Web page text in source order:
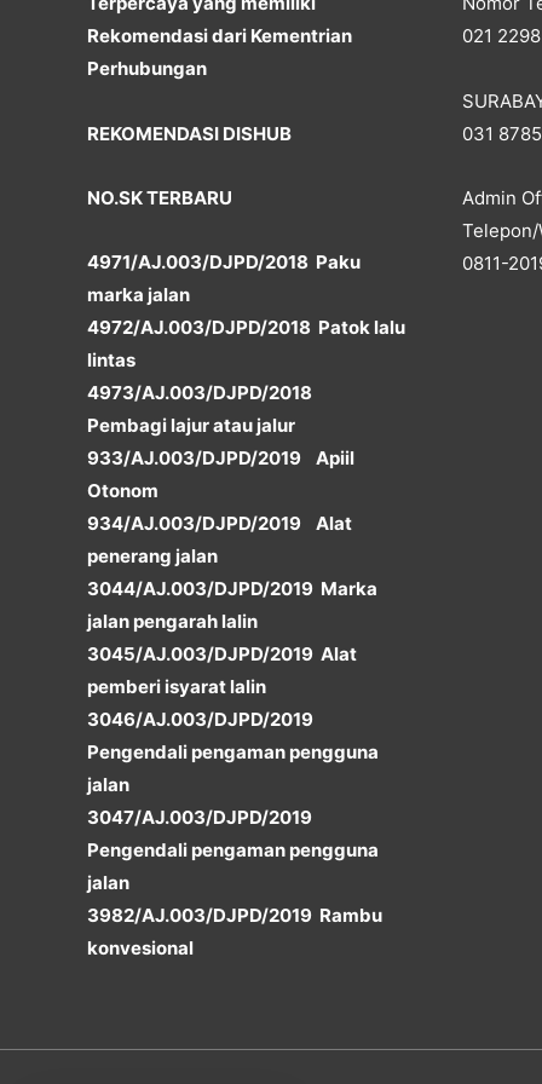
Rekomendasi dari Kementrian
Perhubungan
REKOMENDASI DISHUB
NO.SK TERBARU
4971/AJ.003/DJPD/2018 Paku
marka jalan
4972/AJ.003/DJPD/2018 Patok lalu
lintas
4973/AJ.003/DJPD/2018
Pembagi lajur atau jalur
933/AJ.003/DJPD/2019 Apiil
Otonom
934/AJ.003/DJPD/2019 Alat
penerang jalan
3044/AJ.003/DJPD/2019 Marka
jalan pengarah lalin
3045/AJ.003/DJPD/2019 Alat
pemberi isyarat lalin
3046/AJ.003/DJPD/2019
Pengendali pengaman pengguna
jalan
3047/AJ.003/DJPD/2019
Pengendali pengaman pengguna
jalan
3982/AJ.003/DJPD/2019 Rambu
konvesional
021
031
Admin
Telepon/
0811-